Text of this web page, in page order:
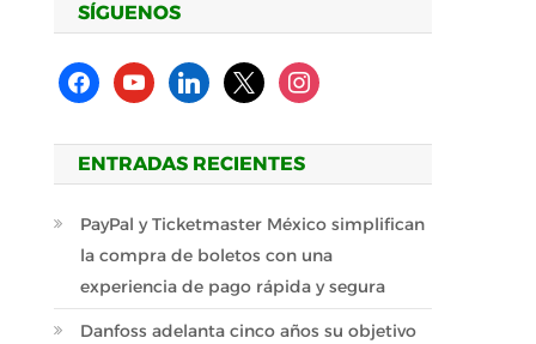
SÍGUENOS
facebookyoutubelinkedin
x instagram
ENTRADAS RECIENTES
PayPal y Ticketmaster México simplifican
la compra de boletos con una
experiencia de pago rápida y segura
Danfoss adelanta cinco años su objetivo